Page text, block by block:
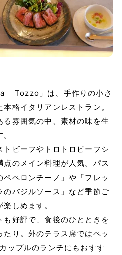
Tozzo」は、手作りの小さ
格イタリアンレストラン。
雰囲気の中、素材の味を生
ビーフやトロトロビーフシ
のメイン料理が人気。パス
ペロンチーノ」や「フレッ
のバジルソース」など季節ご
しめます。
好評で、食後のひとときを
り。外のテラス席ではペッ
ップルのランチにもおすす